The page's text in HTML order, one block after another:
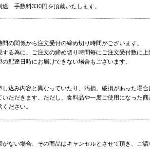
手数料330円を頂戴いたします。
の関係から注文受付の締め切り時間がございます。
る為に、ご注文の締め切り時間毎にご注文受付数に
配達日時にお届けできない場合もございます。
込み内容と異なっていたり、汚損、破損があった場
ただきます。ただし、食料品や一度ご使用になった
ださい。
がない場合、その商品はキャンセルとさせて頂き、ご